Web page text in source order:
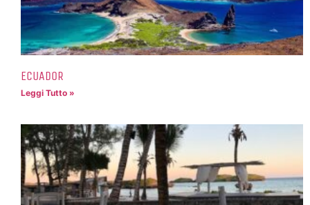
ECUADOR
Leggi Tutto »